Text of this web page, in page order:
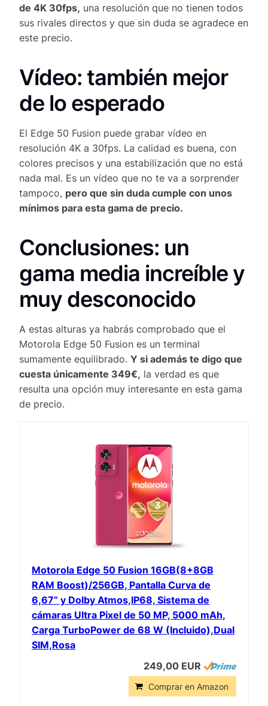
de 4K 30fps, una resolución que no tienen todos
sus rivales directos y que sin duda se agradece en
este precio.
Vídeo: también mejor
de lo esperado
El Edge 50 Fusion puede grabar vídeo en
resolución 4K a 30fps. La calidad es buena, con
colores precisos y una estabilización que no está
nada mal. Es un vídeo que no te va a sorprender
tampoco, pero que sin duda cumple con unos
mínimos para esta gama de precio.
Conclusiones: un
gama media increíble y
muy desconocido
A estas alturas ya habrás comprobado que el
Motorola Edge 50 Fusion es un terminal
sumamente equilibrado. Y si además te digo que
cuesta únicamente 349€, la verdad es que
resulta una opción muy interesante en esta gama
de precio.
Motorola Edge 50 Fusion 16GB(8+8GB
RAM Boost)/256GB, Pantalla Curva de
6,67” y Dolby Atmos,IP68, Sistema de
cámaras Ultra Pixel de 50 MP, 5000 mAh,
Carga TurboPower de 68 W (Incluido),Dual
SIM,Rosa
249,00 EUR
Comprar en Amazon